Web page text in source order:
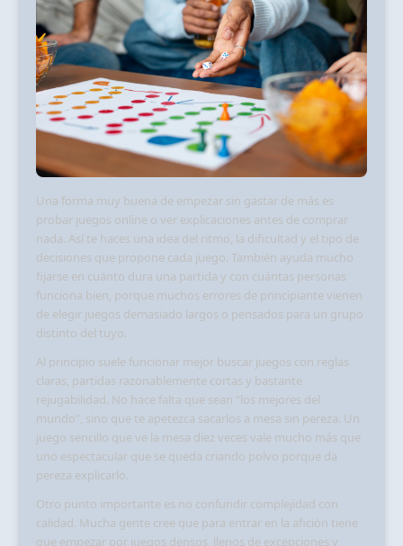
Una forma muy buena de empezar sin gastar de más es
probar juegos online o ver explicaciones antes de comprar
nada. Así te haces una idea del ritmo, la dificultad y el tipo de
decisiones que propone cada juego. También ayuda mucho
fijarse en cuánto dura una partida y con cuántas personas
funciona bien, porque muchos errores de principiante vienen
de elegir juegos demasiado largos o pensados para un grupo
distinto del tuyo.
Al principio suele funcionar mejor buscar juegos con reglas
claras, partidas razonablemente cortas y bastante
rejugabilidad. No hace falta que sean “los mejores del
mundo”, sino que te apetezca sacarlos a mesa sin pereza. Un
juego sencillo que ve la mesa diez veces vale mucho más que
uno espectacular que se queda criando polvo porque da
pereza explicarlo.
Otro punto importante es no confundir complejidad con
calidad. Mucha gente cree que para entrar en la afición tiene
que empezar por juegos densos, llenos de excepciones y